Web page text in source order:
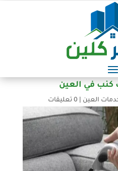
في العين
العين |0 تعليقات